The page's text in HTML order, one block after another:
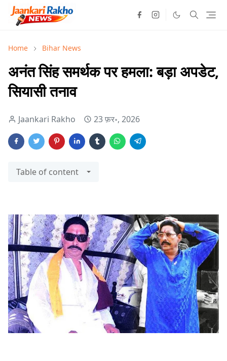
Home Bihar News
अनंत सिंह समर्थक पर हमला: बड़ा अपडेट,
सियासी तनाव
Jaankari Rakho 23 फ़र॰, 2026
Table of content